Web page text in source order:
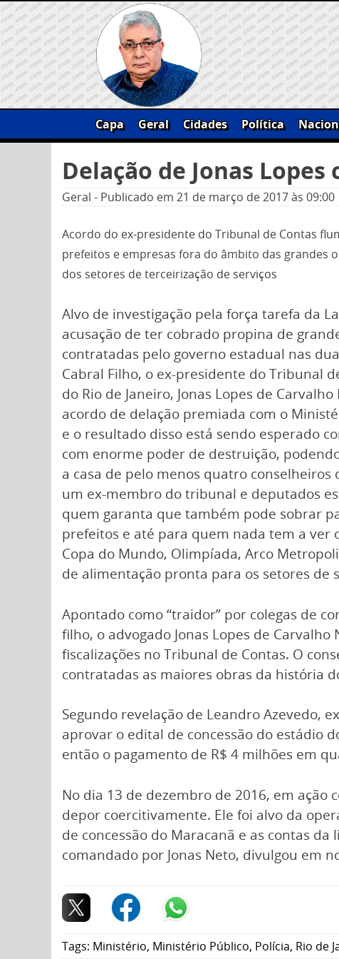
Skip
to
content
Capa Geral Cidades Política
por:
Delação de Jonas
Geral - Publicado em 21 de março de 2017às 09:00
Acordo do ex-presidente do Tribunal de Contas
prefeitos e empresas fora do âmbito das grandes
dos setores de terceirização de serviços
Alvo de investigação pela força tarefa da
acusação de ter cobrado propina de
contratadas pelo governo estadual nas
Cabral Filho, o ex-presidente do Tribunal
do Rio de Janeiro, Jonas Lopes de
acordo de delação premiada com o
e o resultado disso está sendo esperado
com enorme poder de destruição,
a casa de pelo menos quatro conselheiros
um ex-membro do tribunal e deputados
quem garanta que também pode sobrar
prefeitos e até para quem nada tem a ver
Copa do Mundo, Olimpíada, Arco
de alimentação pronta para os setores de
Apontado como “traidor” por colegas de
filho, o advogado Jonas Lopes de
fiscalizações no Tribunal de Contas. O
contratadas as maiores obras da história
Segundo revelação de Leandro Azevedo,
aprovar o edital de concessão do estádio
então o pagamento de R$ 4 milhões em
No dia 13 de dezembro de 2016, em ação
depor coercitivamente. Ele foi alvo da
de concessão do Maracanã e as contas
comandado por Jonas Neto, divulgou em
Tags: Ministério, Ministério Público, Polícia, Rio de